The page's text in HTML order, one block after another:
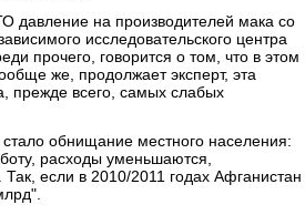
давление на производителей мака со
исследовательского центра
прочего, говорится о том, что в этом
же, продолжает эксперт, эта
прежде всего, самых слабых
обнищание местного населения:
расходы уменьшаются,
если в 2010/2011 годах Афганистан